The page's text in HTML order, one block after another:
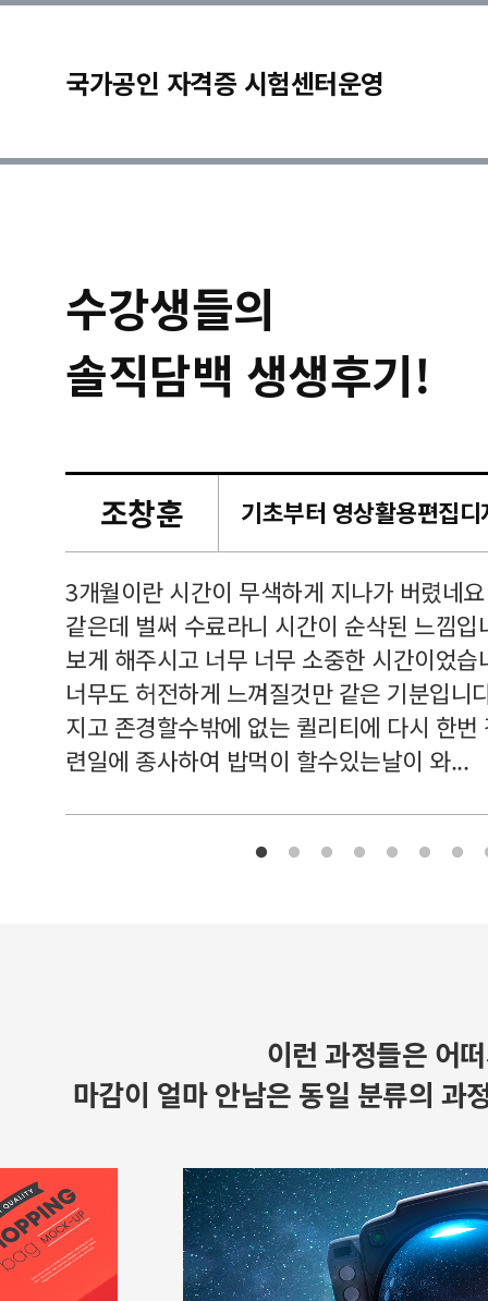
국가공인 자격증 시험센터운영
수강생들의
솔직담백 생생후기!
조창훈
3개월이란 시간이 무색하게 지나가 버렸네
같은데 벌써 수료라니 시간이 순삭된 느낌
보게 해주시고 너무 너무 소중한 시간이었
너무도 허전하게 느껴질것만 같은 기분입니
지고 존경할수밖에 없는 퀼리티에 다시 한
련일에 종사하여 밥먹이 할수있는날이 와...
이런 과정들은 어
마감이 얼마 안남은 동일 분류의 과